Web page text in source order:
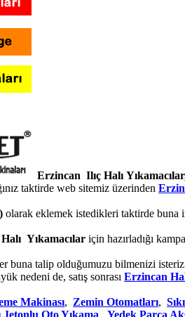
Erzincan Ilıç Halı
taktirde web sitemiz üzerinden
olarak eklemek istedikleri taktirde buna
Yıkamacılar için hazırladığı
buna talip olduğumuzu bilmenizi
nedeni de, satış sonrası Erzincan
Makinası, Zemin Otomatları,